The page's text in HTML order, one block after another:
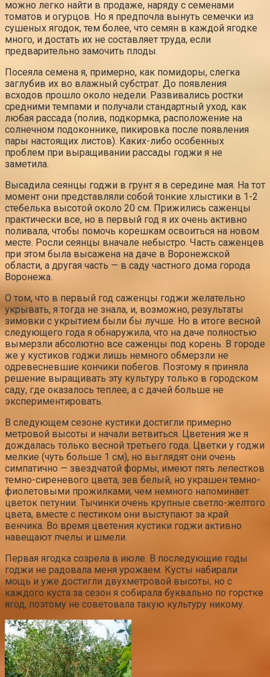
можно легко найти в продаже, наряду с семенами
томатов и огурцов. Но я предпочла вынуть семечки из
сушеных ягодок, тем более, что семян в каждой ягодке
много, и достать их не составляет труда, если
предварительно замочить плоды.
Посеяла семена я, примерно, как помидоры, слегка
заглубив их во влажный субстрат. До появления
всходов прошло около недели. Развивались ростки
средними темпами и получали стандартный уход, как
любая рассада (полив, подкормка, расположение на
солнечном подоконнике, пикировка после появления
пары настоящих листов). Каких-либо особенных
проблем при выращивании рассады годжи я не
заметила.
Высадила сеянцы годжи в грунт я в середине мая. На тот
момент они представляли собой тонкие хлыстики в 1-2
стебелька высотой около 20 см. Прижились саженцы
практически все, но в первый год я их очень активно
поливала, чтобы помочь корешкам освоиться на новом
месте. Росли сеянцы вначале небыстро. Часть саженцев
при этом была высажена на даче в Воронежской
области, а другая часть — в саду частного дома города
Воронежа.
О том, что в первый год саженцы годжи желательно
укрывать, я тогда не знала, и, возможно, результаты
зимовки с укрытием были бы лучше. Но в итоге весной
следующего года я обнаружила, что на даче полностью
вымерзли абсолютно все саженцы под корень. В городе
же у кустиков годжи лишь немного обмерзли не
одревесневшие кончики побегов. Поэтому я приняла
решение выращивать эту культуру только в городском
саду, где оказалось теплее, а с дачей больше не
экспериментировать.
В следующем сезоне кустики достигли примерно
метровой высоты и начали ветвиться. Цветения же я
дождалась только весной третьего года. Цветки у годжи
мелкие (чуть больше 1 см), но выглядят они очень
симпатично — звездчатой формы, имеют пять лепестков
темно-сиреневого цвета, зев белый, но украшен темно-
фиолетовыми прожилками, чем немного напоминает
цветок петунии. Тычинки очень крупные светло-желтого
цвета, вместе с пестиком они выступают за край
венчика. Во время цветения кустики годжи активно
навещают пчелы и шмели.
Первая ягодка созрела в июле. В последующие годы
годжи не радовала меня урожаем. Кусты набирали
мощь и уже достигли двухметровой высоты, но с
каждого куста за сезон я собирала буквально по горстке
ягод, поэтому не советовала такую культуру никому.